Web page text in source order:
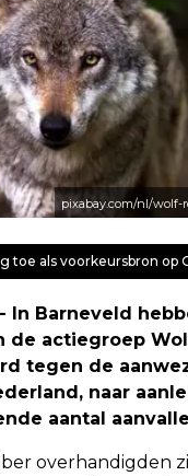
pixabay.com/nl/wolf-
toe als voorkeursbron op
- In Barneveld
de actiegroep
tegen de
naar
aantal
overhandigden